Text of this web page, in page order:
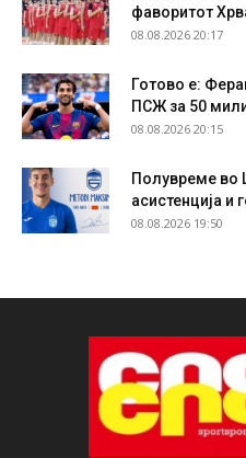
фаворитот
08.08.2026 20:17
Готово е:
ПСЖ за 50
08.08.2026 20:15
Полувреме во
асистенција и
08.08.2026 19:50